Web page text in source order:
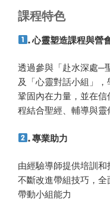
課程特色
. 心靈塑造課程與營
透過參與「赴水深處─
及「心靈對話小組」，
鞏固內在力量，並在
程結合聖經、輔導與靈
. 專業助力
由經驗導師提供培訓
不斷改進帶組技巧，
帶動小組能力